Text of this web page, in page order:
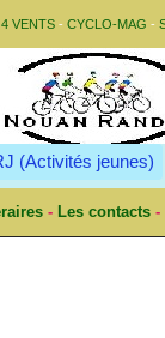
4 VENTS - CYCLO-MAG -
(Activités jeunes)
- Les contacts-